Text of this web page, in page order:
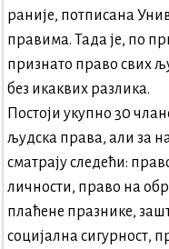
раније, потписана
правима. Тада је, по
признато право свих
без икаквих разлика.
Постоји укупно 30
људска права, али за
сматрају следећи:
личности, право на
плаћене празнике,
социјална сигурност,